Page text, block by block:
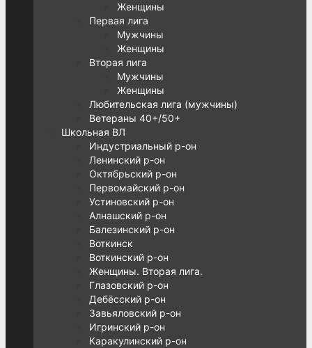
Женщины
Первая лига
Мужчины
Женщины
Вторая лига
Мужчины
Женщины
Любительская лига (мужчины)
Ветераны 40+/50+
Школьная ВЛ
Индустриальный р-он
Ленинский р-он
Октябрьский р-он
Первомайский р-он
Устиновский р-он
Алнашский р-он
Балезинский р-он
Воткинск
Воткинский р-он
Женщины. Вторая лига.
Глазовский р-он
Дебёсский р-он
Завьяловский р-он
Игринский р-он
Каракулинский р-он